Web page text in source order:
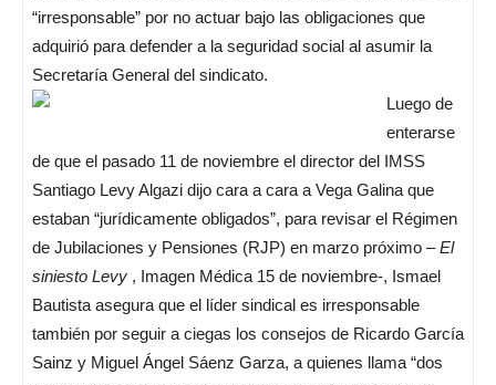
“irresponsable” por no actuar bajo las obligaciones que
adquirió para defender a la seguridad social al asumir la
Secretaría General del sindicato.
Luego de
enterarse
de que el pasado 11 de noviembre el director del IMSS
Santiago Levy Algazi dijo cara a cara a Vega Galina que
estaban “jurídicamente obligados”, para revisar el Régimen
de Jubilaciones y Pensiones (RJP) en marzo próximo –El
siniesto Levy , Imagen Médica 15 de noviembre-, Ismael
Bautista asegura que el líder sindical es irresponsable
también por seguir a ciegas los consejos de Ricardo García
Sainz y Miguel Ángel Sáenz Garza, a quienes llama “dos